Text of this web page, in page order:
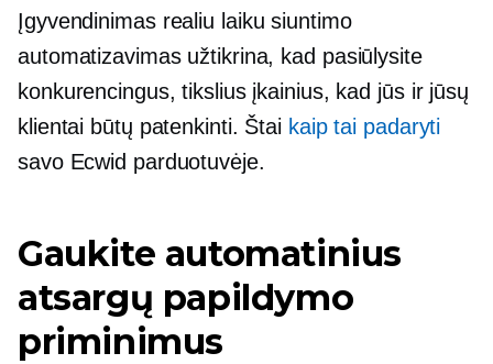
Įgyvendinimas realiu laiku siuntimo
automatizavimas užtikrina, kad pasiūlysite
konkurencingus, tikslius įkainius, kad jūs ir jūsų
klientai būtų patenkinti. Štai kaip tai padaryti
savo Ecwid parduotuvėje.
Gaukite automatinius
atsargų papildymo
priminimus